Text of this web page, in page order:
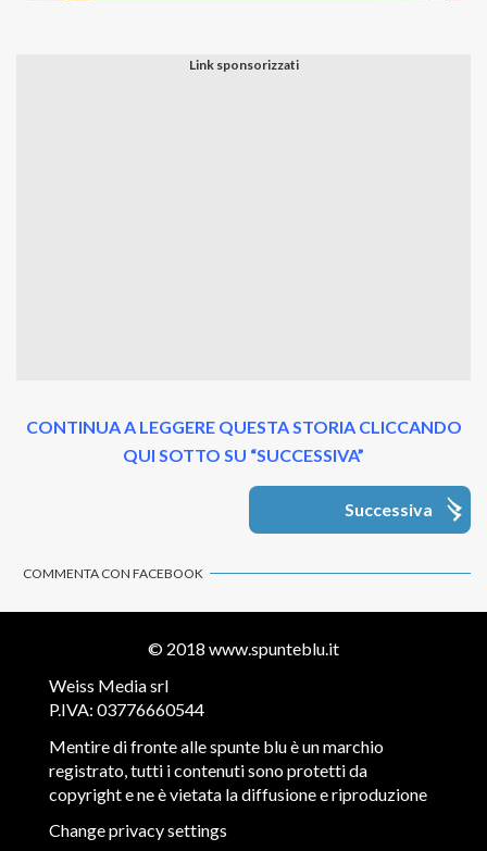
CONTINUA A LEGGERE QUESTA STORIA CLICCANDO
QUI SOTTO SU “SUCCESSIVA”
Successiva
COMMENTA CON FACEBOOK
© 2018 www.spunteblu.it
Weiss Media srl
P.IVA: 03776660544
Mentire di fronte alle spunte blu è un marchio
registrato, tutti i contenuti sono protetti da
copyright e ne è vietata la diffusione e riproduzione
Change privacy settings